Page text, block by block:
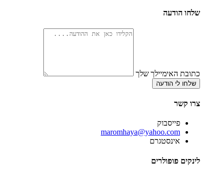
שלחו הודעה
כתובת האימיילך שלך
שלחו לי הודעה
צרו קשר
פייסבוק
‫maromhaya@yahoo.com
אינסטגרם
לינקים פופולרים